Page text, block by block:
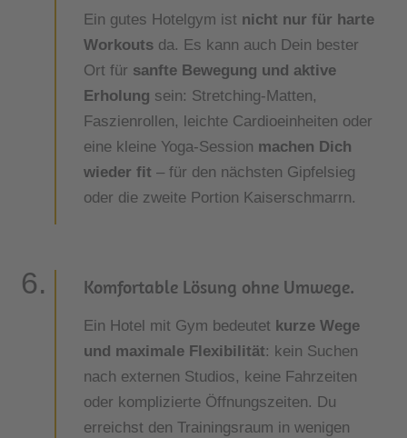
Ein gutes Hotelgym ist nicht nur für harte
Workouts da. Es kann auch Dein bester
Ort für sanfte Bewegung und aktive
Erholung sein: Stretching-Matten,
Faszienrollen, leichte Cardioeinheiten oder
eine kleine Yoga-Session machen Dich
wieder fit – für den nächsten Gipfelsieg
oder die zweite Portion Kaiserschmarrn.
Komfortable Lösung ohne Umwege.
Ein Hotel mit Gym bedeutet kurze Wege
und maximale Flexibilität: kein Suchen
nach externen Studios, keine Fahrzeiten
oder komplizierte Öffnungszeiten. Du
erreichst den Trainingsraum in wenigen